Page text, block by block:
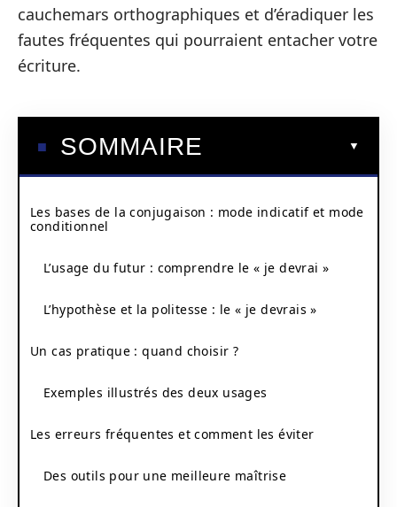
cauchemars orthographiques et d’éradiquer les
fautes fréquentes qui pourraient entacher votre
écriture.
SOMMAIRE
Les bases de la conjugaison : mode indicatif et mode
conditionnel
L’usage du futur : comprendre le « je devrai »
L’hypothèse et la politesse : le « je devrais »
Un cas pratique : quand choisir ?
Exemples illustrés des deux usages
Les erreurs fréquentes et comment les éviter
Des outils pour une meilleure maîtrise